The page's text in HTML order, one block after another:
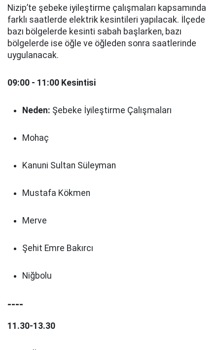
Nizip’te şebeke iyileştirme çalışmaları kapsamında
farklı saatlerde elektrik kesintileri yapılacak. İlçede
bazı bölgelerde kesinti sabah başlarken, bazı
bölgelerde ise öğle ve öğleden sonra saatlerinde
uygulanacak.
09:00 - 11:00 Kesintisi
Neden: Şebeke İyileştirme Çalışmaları
Mohaç
Kanuni Sultan Süleyman
Mustafa Kökmen
Merve
Şehit Emre Bakırcı
Niğbolu
----
11.30-13.30